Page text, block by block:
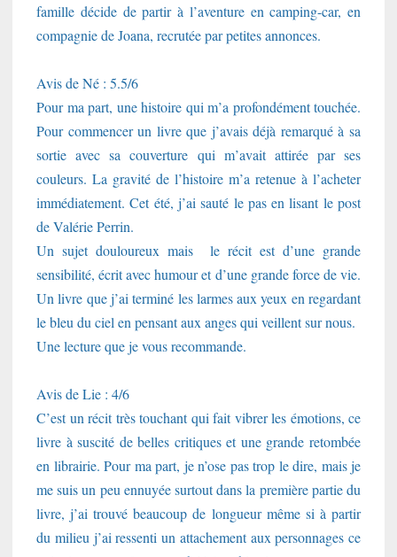
famille décide de partir à l’aventure en camping-car, en
compagnie de Joana, recrutée par petites annonces.
Avis de Né : 5.5/6
Pour ma part, une histoire qui m’a profondément touchée.
Pour commencer un livre que j’avais déjà remarqué à sa
sortie avec sa couverture qui m’avait attirée par ses
couleurs. La gravité de l’histoire m’a retenue à l’acheter
immédiatement. Cet été, j’ai sauté le pas en lisant le post
de Valérie Perrin.
Un sujet douloureux mais le récit est d’une grande
sensibilité, écrit avec humour et d’une grande force de vie.
Un livre que j’ai terminé les larmes aux yeux en regardant
le bleu du ciel en pensant aux anges qui veillent sur nous.
Une lecture que je vous recommande.
Avis de Lie : 4/6
C’est un récit très touchant qui fait vibrer les émotions, ce
livre à suscité de belles critiques et une grande retombée
en librairie. Pour ma part, je n’ose pas trop le dire, mais je
me suis un peu ennuyée surtout dans la première partie du
livre, j’ai trouvé beaucoup de longueur même si à partir
du milieu j’ai ressenti un attachement aux personnages ce